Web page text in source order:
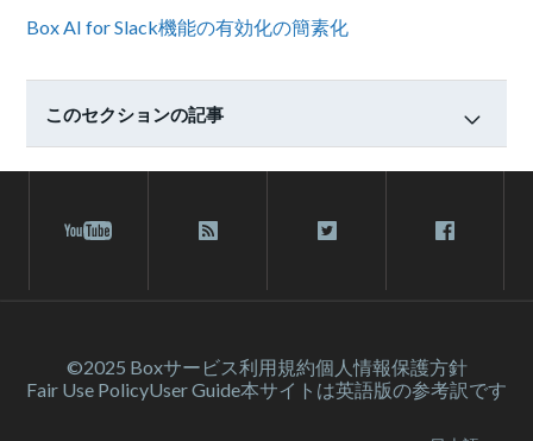
Box AI for Slack機能の有効化の簡素化
このセクションの記事
©2025 Boxサービス利⽤規約個人情報保護方針
Fair Use PolicyUser Guide本サイトは英語版の参考訳です